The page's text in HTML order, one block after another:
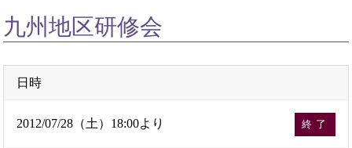
九州地区研修会
日時
2012/07/28（土）18:00より 終了